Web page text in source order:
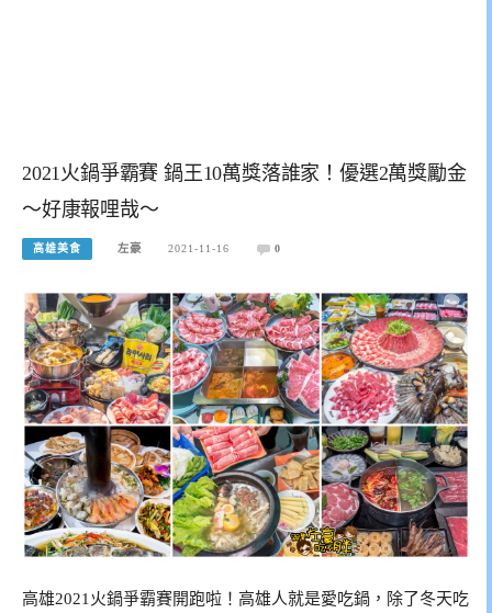
2021火鍋爭霸賽 鍋王10萬獎落誰家！優選2萬獎勵金
～好康報哩哉～
高雄美食 左豪 2021-11-16 0
高雄2021火鍋爭霸賽開跑啦！高雄人就是愛吃鍋，除了冬天吃